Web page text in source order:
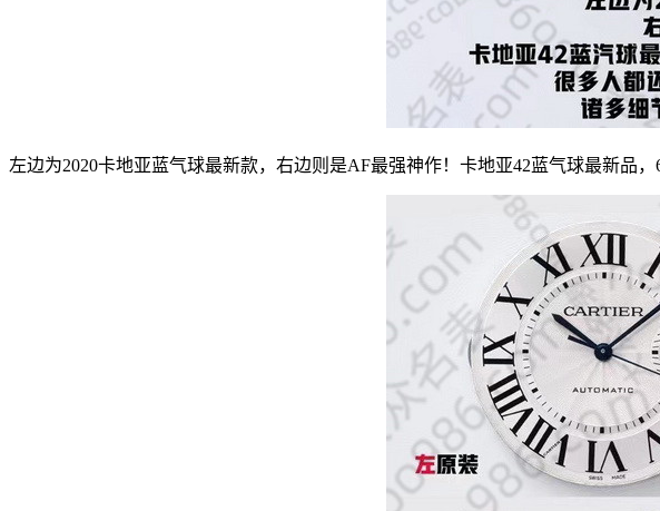
左边为2020卡地亚蓝气球最新款，右边则是AF最强神作！卡地亚42蓝气球最新品